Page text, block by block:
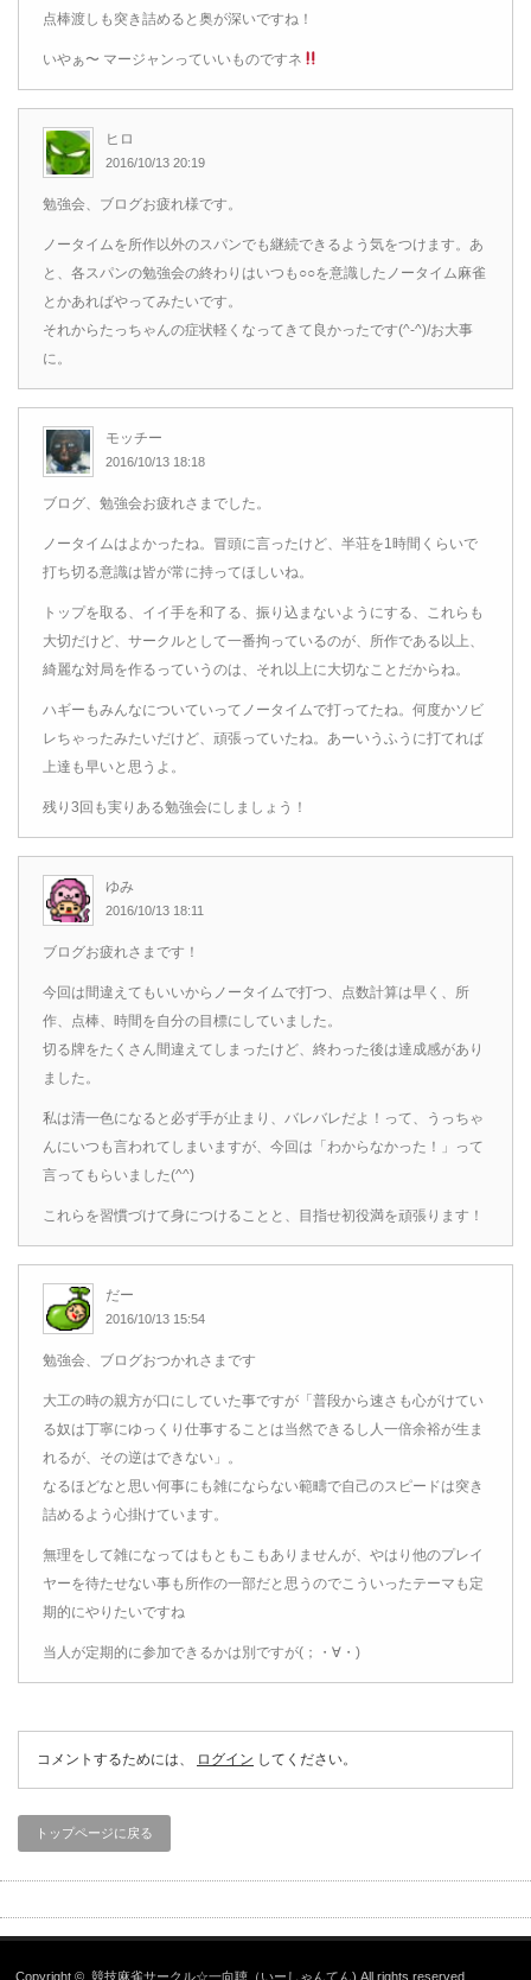
点棒渡しも突き詰めると奥が深いですね！
いやぁ〜 マージャンっていいものですネ
ヒロ
2016/10/13 20:19
勉強会、ブログお疲れ様です。
ノータイムを所作以外のスパンでも継続できるよう気をつけます。あ
と、各スパンの勉強会の終わりはいつも○○を意識したノータイム麻雀
とかあればやってみたいです。
それからたっちゃんの症状軽くなってきて良かったです(^-^)/お大事
に。
モッチー
2016/10/13 18:18
ブログ、勉強会お疲れさまでした。
ノータイムはよかったね。冒頭に言ったけど、半荘を1時間くらいで
打ち切る意識は皆が常に持ってほしいね。
トップを取る、イイ手を和了る、振り込まないようにする、これらも
大切だけど、サークルとして一番拘っているのが、所作である以上、
綺麗な対局を作るっていうのは、それ以上に大切なことだからね。
ハギーもみんなについていってノータイムで打ってたね。何度かソビ
レちゃったみたいだけど、頑張っていたね。あーいうふうに打てれば
上達も早いと思うよ。
残り3回も実りある勉強会にしましょう！
ゆみ
2016/10/13 18:11
ブログお疲れさまです！
今回は間違えてもいいからノータイムで打つ、点数計算は早く、所
作、点棒、時間を自分の目標にしていました。
切る牌をたくさん間違えてしまったけど、終わった後は達成感があり
ました。
私は清一色になると必ず手が止まり、バレバレだよ！って、うっちゃ
んにいつも言われてしまいますが、今回は「わからなかった！」って
言ってもらいました(^^)
これらを習慣づけて身につけることと、目指せ初役満を頑張ります！
だー
2016/10/13 15:54
勉強会、ブログおつかれさまです
大工の時の親方が口にしていた事ですが「普段から速さも心がけてい
る奴は丁寧にゆっくり仕事することは当然できるし人一倍余裕が生ま
れるが、その逆はできない」。
なるほどなと思い何事にも雑にならない範疇で自己のスピードは突き
詰めるよう心掛けています。
無理をして雑になってはもともこもありませんが、やはり他のプレイ
ヤーを待たせない事も所作の一部だと思うのでこういったテーマも定
期的にやりたいですね
当人が定期的に参加できるかは別ですが(；・∀・)
コメントするためには、 ログイン してください。
トップページに戻る
Copyright ©競技麻雀サークル☆一向聴（いーしゃんてん) All rights reserved.